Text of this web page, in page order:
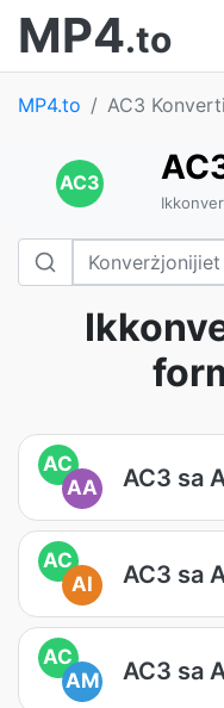
MP4.to
MP4.to AC3
AC3
AC
AA
AC3 sa
AC
AI
AC3 sa
AC
AM
AC3 sa